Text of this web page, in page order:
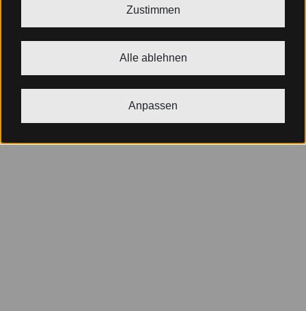
Zustimmen
Alle ablehnen
Anpassen